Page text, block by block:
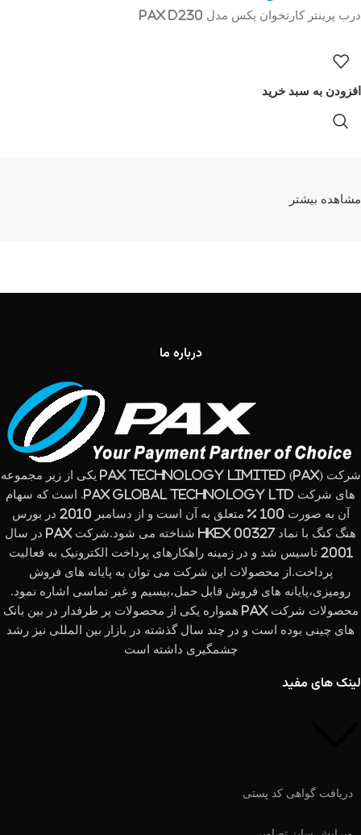
درب پرینتر کارتخوان پکس مدل Pax D230
افزودن به سبد خرید
مشاهده بیشتر
درباره ما
شرکت (PAX Technology Limited (PAX یکی از زیر مجموعه
های شرکت PAX Global Technology Ltd. است که سهام
آن به صورت 100 % متعلق به آن است و از دسامبر 2010 در بورس
هنگ کنگ با نماد HKEx 00327 شناخته می شود.شرکت PAX در سال
2001 تاسیس شد و در زمینه راهکارهای پرداخت الکترونیک به فعالیت
پرداخت.از محصولات این شرکت می توان به پایانه های فروش
رومیزی،پایانه های فروش قابل حمل،بیسیم و غیر تماسی اشاره نمود.
محصولات شرکت PAX همواره یکی از محصولات پر طرفدار در بین بانک
های چینی بوده است و در چند سال گذشته در بازار بین المللی نیز رشد
چشمگیری داشته است
لینک های مفید
دریافت گواهی کد پستی